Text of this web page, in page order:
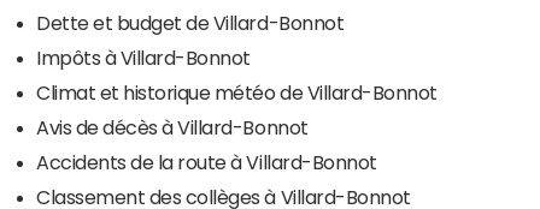
Dette et budget de Villard-Bonnot
Impôts à Villard-Bonnot
Climat et historique météo de Villard-Bonnot
Avis de décès à Villard-Bonnot
Accidents de la route à Villard-Bonnot
Classement des collèges à Villard-Bonnot